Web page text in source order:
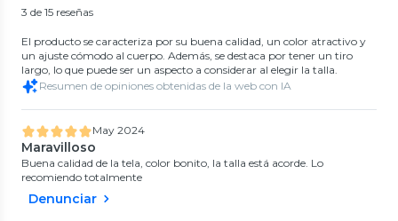
3 de 15 reseñas
El producto se caracteriza por su buena calidad, un color atractivo y
un ajuste cómodo al cuerpo. Además, se destaca por tener un tiro
largo, lo que puede ser un aspecto a considerar al elegir la talla.
Resumen de opiniones obtenidas de la web con IA
May 2024
Maravilloso
Buena calidad de la tela, color bonito, la talla está acorde. Lo
recomiendo totalmente
Denunciar